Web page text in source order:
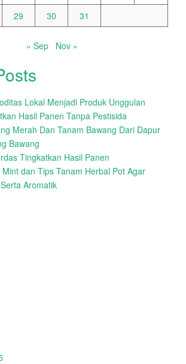
29 30 31
« Sep Nov »
Lokal Menjadi Produk Unggulan
Hasil Panen Tanpa Pestisida
Merah Dan Tanam Bawang Dari Dapur
Bawang
Tingkatkan Hasil Panen
dan Tips Tanam Herbal Pot Agar
Aromatik